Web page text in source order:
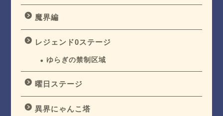
魔界編
レジェンド0ステージ
ゆらぎの禁制区域
曜日ステージ
異界にゃんこ塔